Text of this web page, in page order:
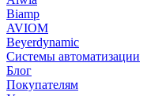
Biamp
AVIOM
Beyerdynamic
Системы автоматизации
Блог
Покупателям